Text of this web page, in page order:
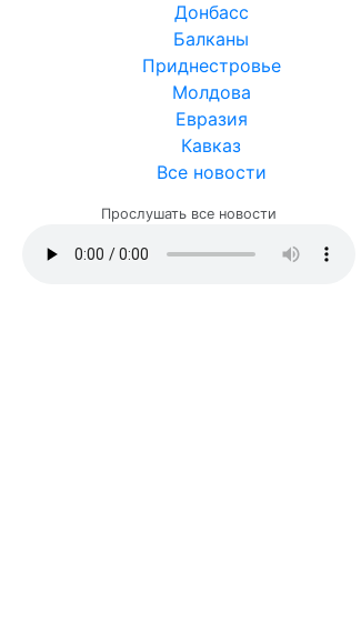
Донбасс
Балканы
Приднестровье
Молдова
Евразия
Кавказ
Все новости
Прослушать все новости